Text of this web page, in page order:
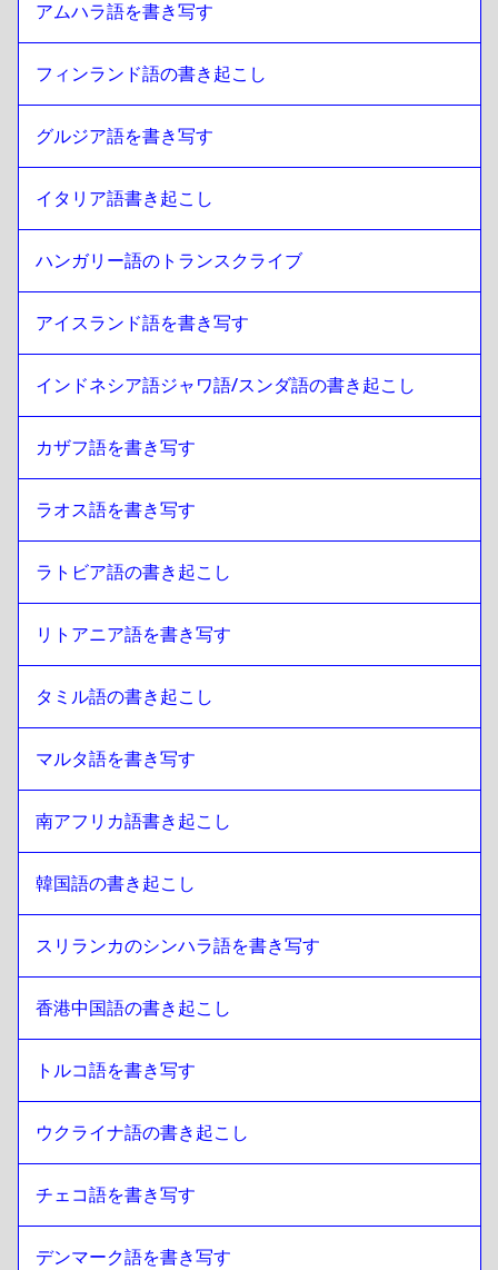
アムハラ語を書き写す
フィンランド語の書き起こし
グルジア語を書き写す
イタリア語書き起こし
ハンガリー語のトランスクライブ
アイスランド語を書き写す
インドネシア語ジャワ語/スンダ語の書き起こし
カザフ語を書き写す
ラオス語を書き写す
ラトビア語の書き起こし
リトアニア語を書き写す
タミル語の書き起こし
マルタ語を書き写す
南アフリカ語書き起こし
韓国語の書き起こし
スリランカのシンハラ語を書き写す
香港中国語の書き起こし
トルコ語を書き写す
ウクライナ語の書き起こし
チェコ語を書き写す
デンマーク語を書き写す